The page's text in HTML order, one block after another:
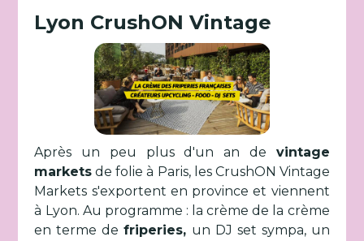
Lyon CrushON Vintage
Après un peu plus d'un an de vintage
markets de folie à Paris, les CrushON Vintage
Markets s'exportent en province et viennent
à Lyon. Au programme : la crème de la crème
en terme defriperies, un DJ set sympa, un